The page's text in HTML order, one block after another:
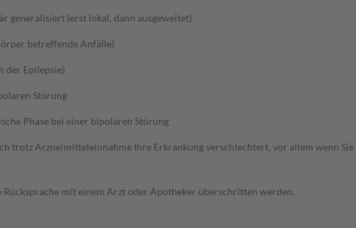
generalisiert (erst lokal, dann ausgeweitet)
betreffende Anfälle)
der Epilepsie)
Störung
Phase bei einer bipolaren Störung
trotz Arzneimitteleinnahme Ihre Erkrankung verschlechtert, vor allem wenn
Rücksprache mit einem Arzt oder Apotheker überschritten werden.